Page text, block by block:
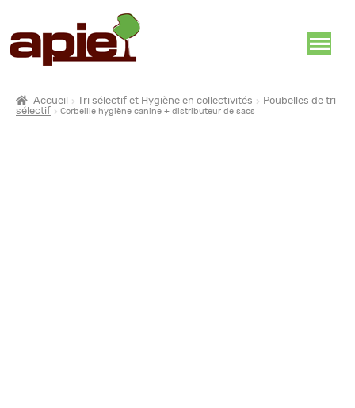
Accueil Tri sélectif et Hygiène en collectivités
Poubelles de tri
sélectif
Corbeille hygiène canine + distributeur de sacs